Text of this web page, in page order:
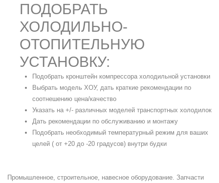
ПОДОБРАТЬ
ХОЛОДИЛЬНО-
ОТОПИТЕЛЬНУЮ
УСТАНОВКУ:
Подобрать кронштейн компрессора холодильной установки
Выбрать модель ХОУ, дать краткие рекомендации по
соотнешению цена/качество
Указать на +/- различных моделей транспортных холодилок
Дать рекомендации по обслуживанию и монтажу
Подобрать необходимый температурный режим для ваших
целей ( от +20 до -20 градусов) внутри будки
Промышленное, строительное, навесное оборудование. Запчасти